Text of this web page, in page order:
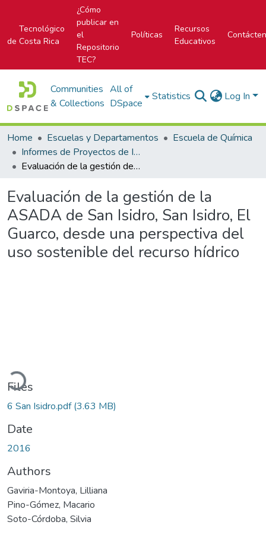
Tecnológico
de Costa Rica
¿Cómo
publicar en
el
Repositorio
TEC?
Políticas
Recursos
Educativos
Communities
& Collections
All of
DSpace
Statistics Log In
Home Escuelas y Departamentos
Escuela de Química
Informes de Proyectos de Investigación
Evaluación de la gestión de la ASADA de San Isidro, San Isidro, El Guarco, desde una perspectiva del uso sostenible del recurso hídrico
Evaluación de la gestión de la
ASADA de San Isidro, San Isidro, El
Guarco, desde una perspectiva del
uso sostenible del recurso hídrico
Loading...
Files
6 San Isidro.pdf(3.63 MB)
Date
2016
Authors
Gaviria-Montoya, Lilliana
Pino-Gómez, Macario
Soto-Córdoba, Silvia